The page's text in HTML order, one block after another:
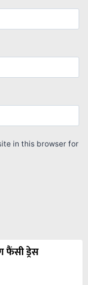
in this browser for
फैंसी ड्रेस